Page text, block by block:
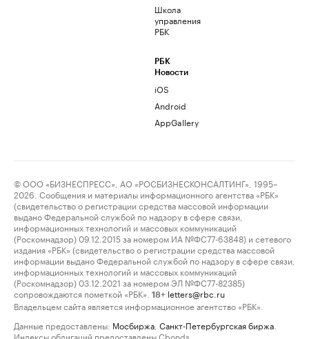
Школа
управления
РБК
РБК
Новости
iOS
Android
AppGallery
© ООО «БИЗНЕСПРЕСС», АО «РОСБИЗНЕСКОНСАЛТИНГ», 1995–
2026. Сообщения и материалы информационного агентства «РБК»
(свидетельство о регистрации средства массовой информации
выдано Федеральной службой по надзору в сфере связи,
информационных технологий и массовых коммуникаций
(Роскомнадзор) 09.12.2015 за номером ИА №ФС77-63848) и сетевого
издания «РБК» (свидетельство о регистрации средства массовой
информации выдано Федеральной службой по надзору в сфере связи,
информационных технологий и массовых коммуникаций
(Роскомнадзор) 03.12.2021 за номером ЭЛ №ФС77-82385)
сопровождаются пометкой «РБК».
18+ letters@rbc.ru
Владельцем сайта является информационное агентство «РБК».
Данные предоставлены: Мосбиржа Санкт-Петербургская биржа
Индексы облигаций предоставлены Cbonds.